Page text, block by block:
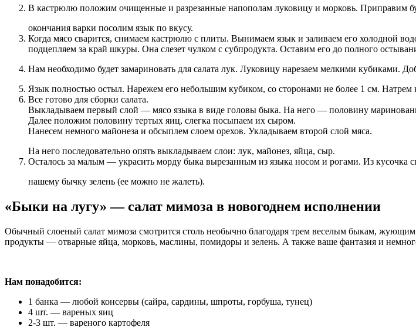
В кастрюлю положим очищенные и разрезанные напополам луковицу и морковь. Приправим
окончания варки посолим язык по вкусу.
Когда мясо сварится, снимаем кастрюлю с плиты. Вынимаем язык и заливаем его холодной
подцепляем за край шкуры. Она слезет чулком с субпродукта. Оставим его до полного
Нам необходимо будет замариновать для салата лук. Луковицу нарезаем мелкими кубиками.
Язык полностью остыл. Нарежем его небольшим кубиком, со сторонами не более 1 см.
Все готово для сборки салата.
Выкладываем первый слой — мясо языка в виде головы быка. На него — половину
Далее положим половину тертых яиц, слегка посыпаем их сыром.
Нанесем немного майонеза и обсыплем слоем орехов. Укладываем второй слой мяса.
На него последовательно опять выкладываем слои: лук, майонез, яйца, сыр.
Осталось за малым — украсить морду быка вырезанным из языка носом и рогами. Из
нашему бычку зелень (ее можно не жалеть).
«Быки на лугу» — салат мимоза в новогоднем исполнении
Обычный слоеный салат мимоза смотрится столь необычно благодаря трем веселым быкам,
продукты — отварные яйца, морковь, маслины, помидоры и зелень. А также ваше фантазия и
Нам понадобится:
1 банка — любой консервы (сайра, сардины, шпроты, горбуша, тунец)
4 шт. — вареных яиц
2-3 шт. — вареного картофеля